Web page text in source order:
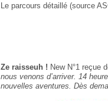
Le parcours détaillé (source
Ze raisseuh ! New N°1 reçue
nous venons d’arriver. 14
nouvelles aventures. Dès